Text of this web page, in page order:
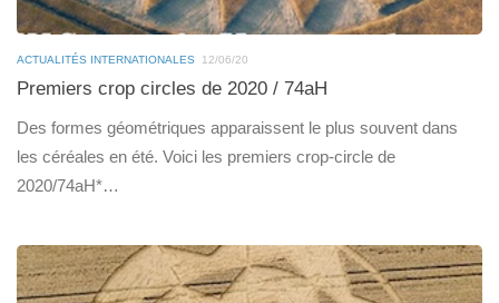
ACTUALITÉS INTERNATIONALES 12/06/20
Premiers crop circles de 2020 / 74aH
Des formes géométriques apparaissent le plus souvent dans
les céréales en été. Voici les premiers crop-circle de
2020/74aH*…